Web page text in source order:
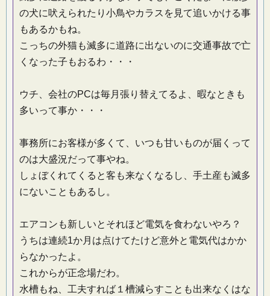
の犬に吠えられたり小鳥やカラスを見て追いかける事
もあるかもね。
こっちの外猫も滅多に道路に出ないのに交通事故で亡
くなった子もおるわ・・・
ウチ、会社のPCは毎月張り替えてるよ、暇なときも
多いって事か・・・
事務所にお客様が多くて、いつも甘いものが届くって
のは大盛況だって事やね。
しょぼくれてくると客も来なくなるし、手土産も滅多
にないこともあるし。
エアコンも新しいとそれほど電気を食わないやろ？
うちは連続1か月は点けてたけど意外と電気代はかか
らなかったよ。
これからが正念場だわ。
水槽もね、工夫すれば１槽減らすことも出来なくはな